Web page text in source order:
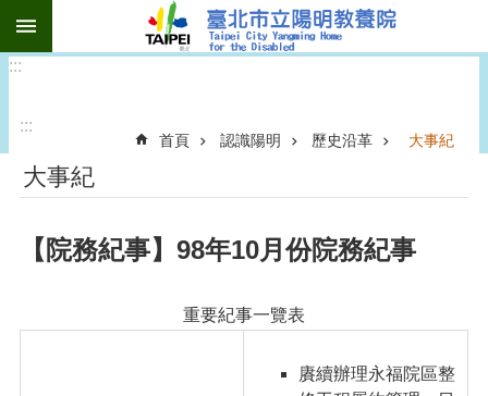
跳到主要內容區塊
:::
:::
首頁 認識陽明 歷史沿革 大事紀
大事紀
【院務紀事】98年10月份院務紀事
重要紀事一覽表
賡續辦理永福院區整